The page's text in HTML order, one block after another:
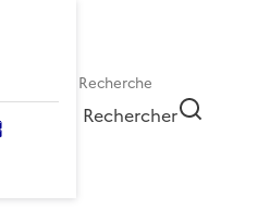
Rechercher